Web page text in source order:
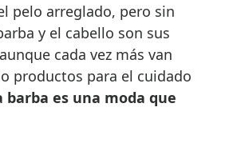
pelo arreglado, pero sin
y el cabello son sus
cada vez más van
productos para el cuidado
barba es una moda que